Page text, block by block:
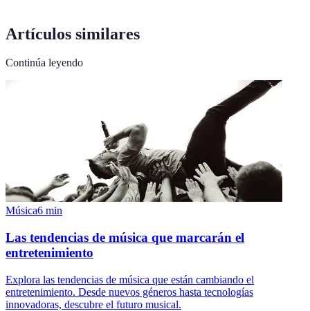
Artículos similares
Continúa leyendo
Música6 min
Las tendencias de música que marcarán el
entretenimiento
Explora las tendencias de música que están cambiando el
entretenimiento. Desde nuevos géneros hasta tecnologías
innovadoras, descubre el futuro musical.